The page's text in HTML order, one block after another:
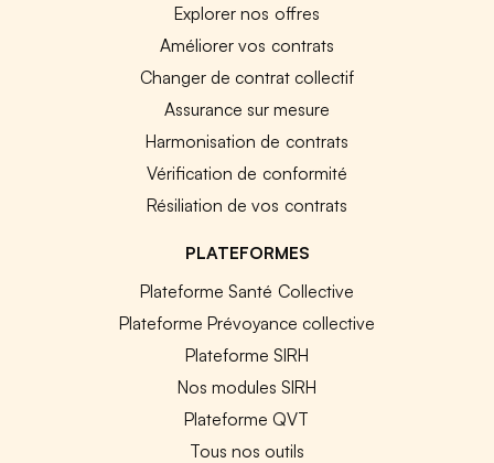
Explorer nos offres
Améliorer vos contrats
Changer de contrat collectif
Assurance sur mesure
Harmonisation de contrats
Vérification de conformité
Résiliation de vos contrats
PLATEFORMES
Plateforme Santé Collective
Plateforme Prévoyance collective
Plateforme SIRH
Nos modules SIRH
Plateforme QVT
Tous nos outils